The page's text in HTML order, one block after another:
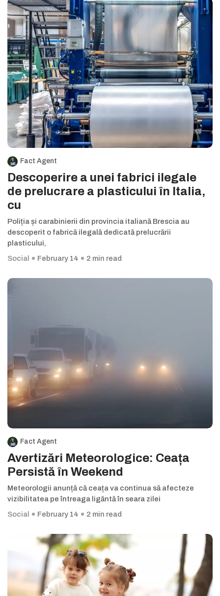
Fact Agent
Descoperire a unei fabrici ilegale
de prelucrare a plasticului în Italia,
cu
Poliția și carabinierii din provincia italiană Brescia au
descoperit o fabrică ilegală dedicată prelucrării
plasticului,
Social
February 14 2 min read
Fact Agent
Avertizări Meteorologice: Ceața
Persistă în Weekend
Meteorologii anunță că ceața va continua să afecteze
vizibilitatea pe întreaga ligăntă în seara zilei
Social
February 14 2 min read